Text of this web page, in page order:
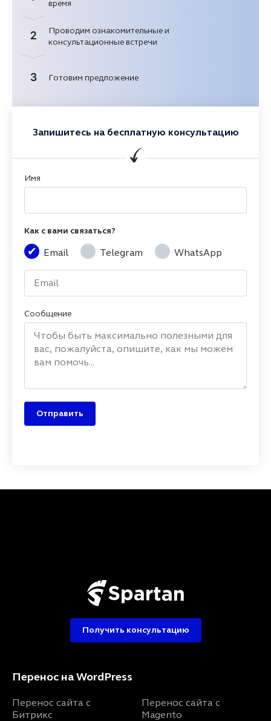
время
2
Проводим ознакомительные и
консультационные встречи
3 Готовим предложение
Запишитесь на бесплатную консультацию
Имя
Как с вами связаться?
Email Telegram WhatsApp
Сообщение
Отправить
Перенос на WordPress
Перенос сайта с
Битрикс
Перенос сайта с
Magento
Получить консультацию